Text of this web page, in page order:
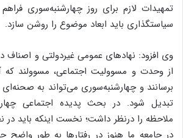
تمهیدات لازم برای روز چهارشنبه‌سوری
سیاستگذاری باید ابعاد موضوع را روشن سازد.
وی افزود: نهادهای عمومی غیردولتی و اصناف
از وحدت و مسوولیت اجتماعی، مسوولند که
برسانند و چهارشنبه‌سوری می‌تواند به
تبدیل شود. در بحث پدیده اجتماعی
ملاحظه را درنظر داشت؛ نخست اینکه باید
در جامعه ما هنوز در رفتارها به طور واضح